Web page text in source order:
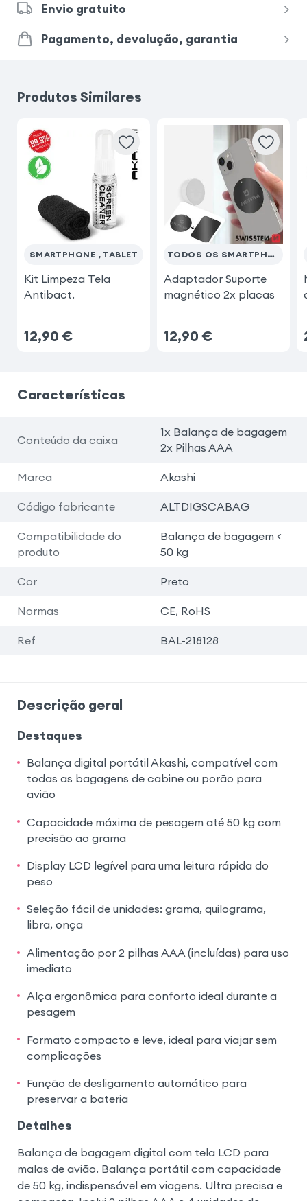
Envio gratuito
Pagamento, devolução, garantia
Produtos Similares
SMARTPHONE , TABLET
Kit Limpeza Tela
Antibact.
12,90 €
TODOS OS SMARTPHONES
Adaptador Suporte
magnético 2x placas
12,90 €
Características
Conteúdo da caixa
1x Balança de bagagem
2x Pilhas AAA
Marca Akashi
Código fabricante ALTDIGSCABAG
Compatibilidade do
produto
Balança de bagagem <
50 kg
Cor Preto
Normas CE, RoHS
Ref BAL-218128
Descrição geral
Destaques
Balança digital portátil Akashi, compatível com
todas as bagagens de cabine ou porão para
avião
Capacidade máxima de pesagem até 50 kg com
precisão ao grama
Display LCD legível para uma leitura rápida do
peso
Seleção fácil de unidades: grama, quilograma,
libra, onça
Alimentação por 2 pilhas AAA (incluídas) para uso
imediato
Alça ergonômica para conforto ideal durante a
pesagem
Formato compacto e leve, ideal para viajar sem
complicações
Função de desligamento automático para
preservar a bateria
Detalhes
Balança de bagagem digital com tela LCD para
malas de avião. Balança portátil com capacidade
de 50 kg, indispensável em viagens. Ultra precisa e